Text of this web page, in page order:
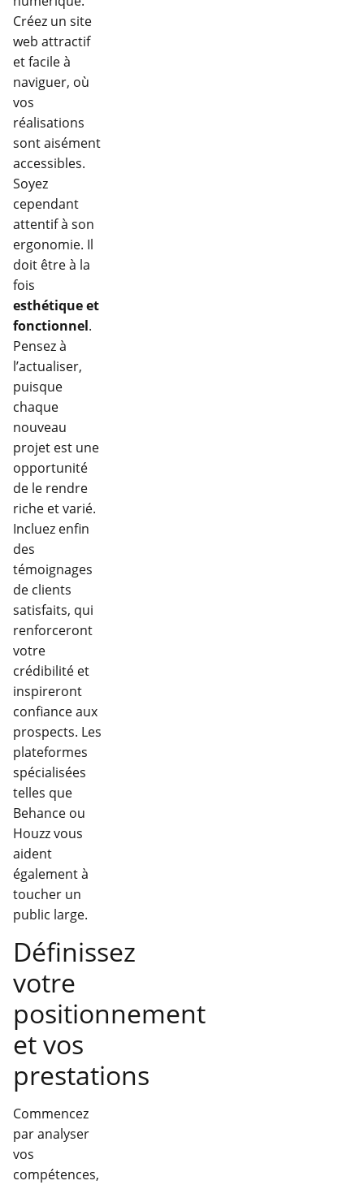
Créez un site
web attractif
et facile à
naviguer, où
vos
réalisations
sont aisément
accessibles.
Soyez
cependant
attentif à son
ergonomie. Il
doit être à la
fois
esthétique et
fonctionnel.
Pensez à
l’actualiser,
puisque
chaque
nouveau
projet est une
opportunité
de le rendre
riche et varié.
Incluez enfin
des
témoignages
de clients
satisfaits, qui
renforceront
votre
crédibilité et
inspireront
confiance aux
prospects. Les
plateformes
spécialisées
telles que
Behance ou
Houzz vous
aident
également à
toucher un
public large.
Définissez
votre
positionnement
et vos
prestations
Commencez
par analyser
vos
compétences,